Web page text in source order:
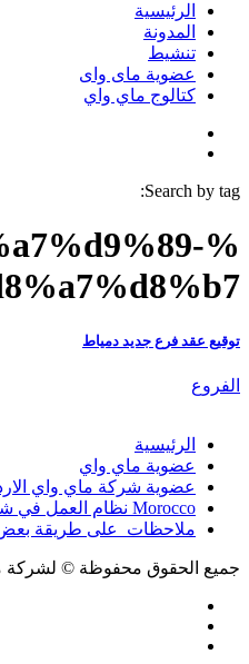
الرئيسية
المدونة
تنشيط
عضوية ماى واى
كتالوج ماي واي
Search by tag:
توقيع عقد فرع جديد دمياط
الفروع
الرئيسية
عضوية ماي واي
عضوية شركة ماي واي
Morocco نظام العمل في شركة ماي واي المغرب
ملاحظات على طريقة بعض
جميع الحقوق محفوظة © لشركة ماى